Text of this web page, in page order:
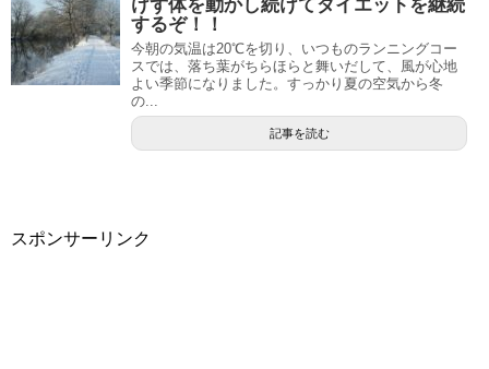
けず体を動かし続けてダイエットを継続
するぞ！！
今朝の気温は20℃を切り、いつものランニングコー
スでは、落ち葉がちらほらと舞いだして、風が心地
よい季節になりました。すっかり夏の空気から冬
の...
記事を読む
スポンサーリンク